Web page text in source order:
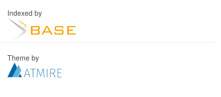
Indexed by
Theme by